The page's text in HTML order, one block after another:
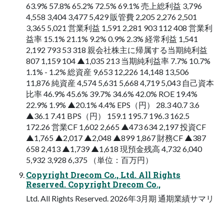
63.9% 57.8% 65.2% 72.5% 69.1% 売上総利益 3,796
4,558 3,404 3,477 5,429 販管費 2,205 2,276 2,501
3,365 5,021 営業利益 1,591 2,281 903 112 408 営業利
益率 15.1% 21.1% 9.2% 0.9% 2.3% 経常利益 1,541
2,192 793 53 318 親会社株主に帰属する当期純利益
807 1,159 104 ▲1,035 213 当期純利益率 7.7% 10.7%
1.1% - 1.2% 総資産 9,653 12,226 14,148 13,506
11,876 純資産 4,574 5,631 5,668 4,719 5,043 ⾃⼰資本
⽐率 46.9% 45.6% 39.7% 34.6% 42.0% ROE 19.4%
22.9% 1.9% ▲20.1% 4.4% EPS（円） 28.3 40.7 3.6
▲36.1 7.41 BPS（円） 159.1 195.7 196.3 162.5
172.26 営業CF 1,602 2,665 ▲473 634 2,197 投資CF
▲1,765 ▲2,017 ▲2,048 ▲899 1,867 財務CF ▲387
658 2,413 ▲1,739 ▲1,618 現預⾦残⾼ 4,732 6,040
5,932 3,928 6,375 （単位：百万円）
Copyright Drecom Co., Ltd. All Rights
Reserved. Copyright Drecom Co.,
Ltd. All Rights Reserved. 2026年3⽉期 通期業績サマリ